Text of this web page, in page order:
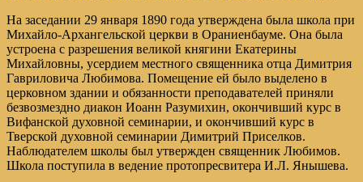
На заседании 29 января 1890 года утверждена была школа при
Михайло-Архангельской церкви в Ораниенбауме. Она была
устроена с разрешения великой княгини Екатерины
Михайловны, усердием местного священника отца Димитрия
Гавриловича Любимова. Помещение ей было выделено в
церковном здании и обязанности преподавателей приняли
безвозмездно диакон Иоанн Разумихин, окончивший курс в
Вифанской духовной семинарии, и окончивший курс в
Тверской духовной семинарии Димитрий Приселков.
Наблюдателем школы был утвержден священник Любимов.
Школа поступила в ведение протопресвитера И.Л. Янышева.